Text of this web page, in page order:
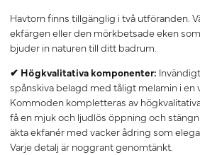
Havtorn finns tillgänglig i två utföranden.
ekfärgen eller den mörkbetsade eken
bjuder in naturen till ditt badrum.
✔ Högkvalitativa komponenter:
spånskiva belagd med tåligt melamin i en
Kommoden kompletteras av
få en mjuk och ljudlös öppning och
äkta ekfanér med vacker ådring som
Varje detalj är noggrant genomtänkt.